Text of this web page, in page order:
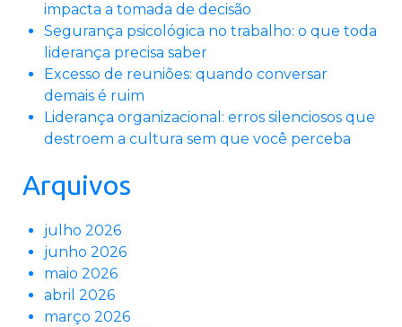
impacta a tomada de decisão
Segurança psicológica no trabalho: o que toda
liderança precisa saber
Excesso de reuniões: quando conversar
demais é ruim
Liderança organizacional: erros silenciosos que
destroem a cultura sem que você perceba
Arquivos
julho 2026
junho 2026
maio 2026
abril 2026
março 2026